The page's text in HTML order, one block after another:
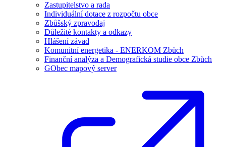
Zastupitelstvo a rada
Individuální dotace z rozpočtu obce
Zbůšský zpravodaj
Důležité kontakty a odkazy
Hlášení závad
Komunitní energetika - ENERKOM Zbůch
Finanční analýza a Demografická studie obce Zbůch
GObec mapový server